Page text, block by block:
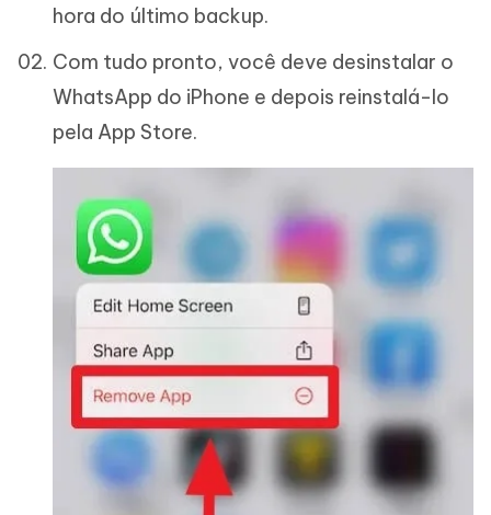
hora do último backup.
Com tudo pronto, você deve desinstalar o
WhatsApp do iPhone e depois reinstalá-lo
pela App Store.